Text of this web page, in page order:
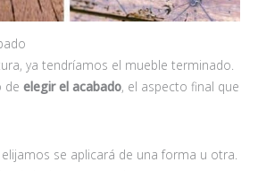
ya tendríamos el mueble terminado.
de elegir el acabado, el aspecto final que
se aplicará de una forma u otra.